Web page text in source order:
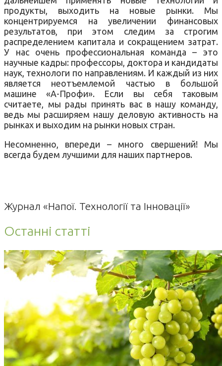
продукты, выходить на новые рынки. Мы
концентрируемся на увеличении финансовых
результатов, при этом следим за строгим
распределением капитала и сокращением затрат.
У нас очень профессиональная команда – это
научные кадры: профессоры, доктора и кандидаты
наук, технологи по направлениям. И каждый из них
является неотъемлемой частью в большой
машине «А-Профи». Если вы себя таковым
считаете, мы рады принять вас в нашу команду,
ведь мы расширяем нашу деловую активность на
рынках и выходим на рынки новых стран.
Несомненно, впереди – много свершений! Мы
всегда будем лучшими для наших партнеров.
Журнал «Напої. Технології та Інновації»
Останні статті